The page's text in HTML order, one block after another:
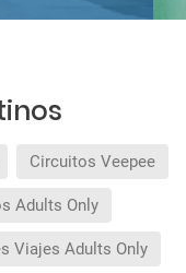
Circuitos Veepee
Adults Only
Viajes Adults Only